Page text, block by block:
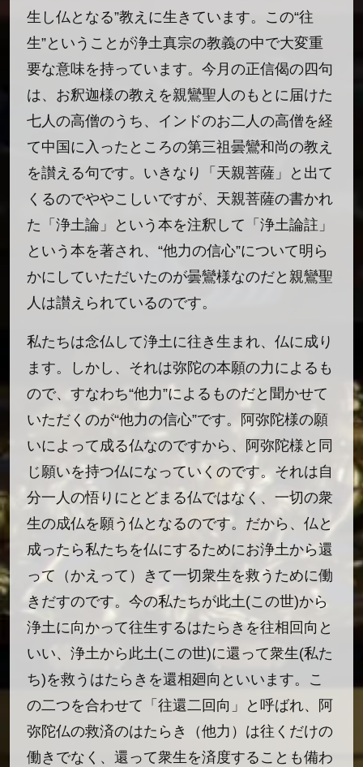
生し仏となる”教えに生きています。この“往
生”ということが浄土真宗の教義の中で大変重
要な意味を持っています。今月の正信偈の四句
は、お釈迦様の教えを親鸞聖人のもとに届けた
七人の高僧のうち、インドのお二人の高僧を経
て中国に入ったところの第三祖曇鸞和尚の教え
を讃える句です。いきなり「天親菩薩」と出て
くるのでややこしいですが、天親菩薩の書かれ
た「浄土論」という本を注釈して「浄土論註」
という本を著され、“他力の信心”について明ら
かにしていただいたのが曇鸞様なのだと親鸞聖
人は讃えられているのです。
私たちは念仏して浄土に往き生まれ、仏に成り
ます。しかし、それは弥陀の本願の力によるも
ので、すなわち“他力”によるものだと聞かせて
いただくのが“他力の信心”です。阿弥陀様の願
いによって成る仏なのですから、阿弥陀様と同
じ願いを持つ仏になっていくのです。それは自
分一人の悟りにとどまる仏ではなく、一切の衆
生の成仏を願う仏となるのです。だから、仏と
成ったら私たちを仏にするためにお浄土から還
って（かえって）きて一切衆生を救うために働
きだすのです。今の私たちが此土(この世)から
浄土に向かって往生するはたらきを往相回向と
いい、浄土から此土(この世)に還って衆生(私た
ち)を救うはたらきを還相廻向といいます。こ
の二つを合わせて「往還二回向」と呼ばれ、阿
弥陀仏の救済のはたらき（他力）は往くだけの
働きでなく、還って衆生を済度することも備わ